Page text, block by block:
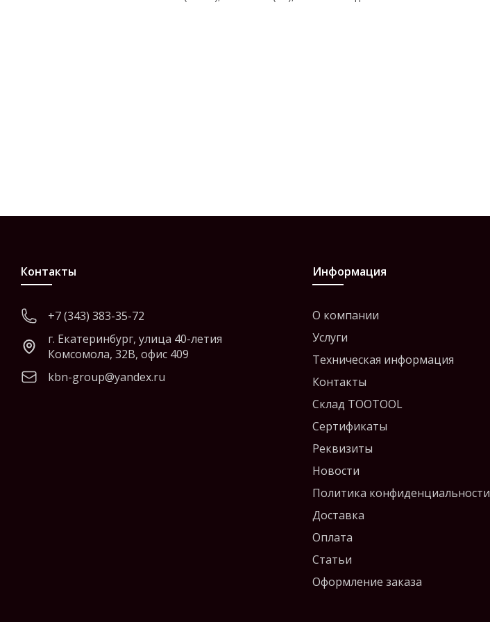
Контакты
+7 (343) 383-35-72
г. Екатеринбург, улица 40-летия
Комсомола, 32В, офис 409
kbn-group@yandex.ru
Информация
О компании
Услуги
Техническая информация
Контакты
Склад TOOTOOL
Сертификаты
Реквизиты
Новости
Политика конфиденциальности
Доставка
Оплата
Статьи
Оформление заказа